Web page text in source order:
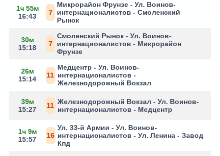
1ч 55м
16:43
7
Микрорайон Фрунзе - Ул. Воинов-
интернационалистов - Смоленский
Рынок
30м
15:18
7
Смоленский Рынок - Ул. Воинов-
интернационалистов - Микрорайон
Фрунзе
26м
15:14
11
Медцентр - Ул. Воинов-
интернационалистов -
Железнодорожный Вокзал
39м
15:27
11 Железнодорожный Вокзал - Ул. Воинов-
интернационалистов - Медцентр
1ч 9м
15:57
16
Ул. 33-й Армии - Ул. Воинов-
интернационалистов - Ул. Ленина - Завод
Кпд